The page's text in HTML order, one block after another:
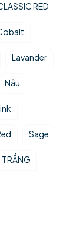
RED
Lavander
Nâu
Sage
TRẮNG